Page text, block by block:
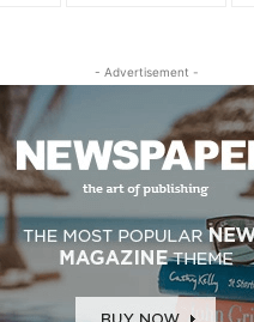
- Advertisement -